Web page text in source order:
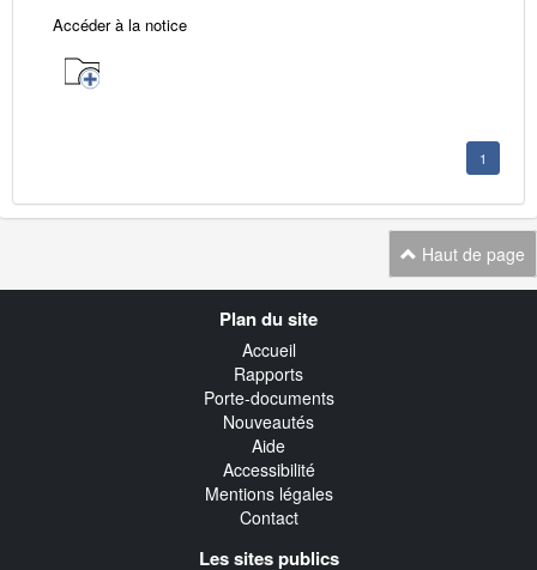
Accéder à la notice
1
Haut de page
Plan du site
Accueil
Rapports
Porte-documents
Nouveautés
Aide
Accessibilité
Mentions légales
Contact
Les sites publics